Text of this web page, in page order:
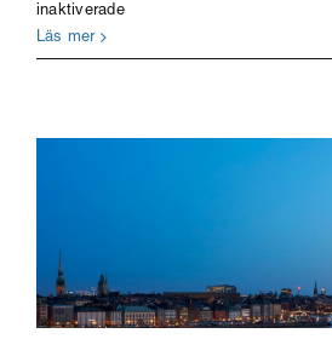
inaktiveradeför
lyktstolpe
på
Läs mer